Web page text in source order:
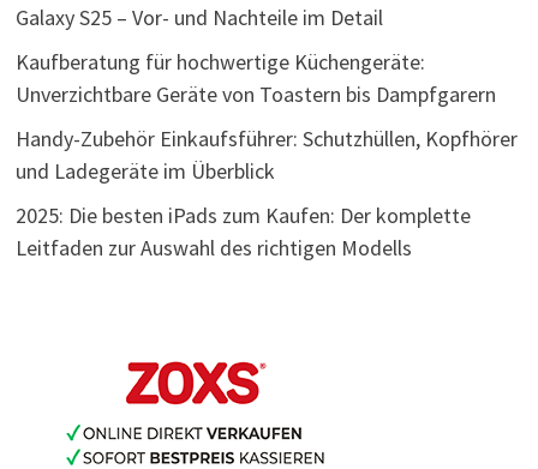
Galaxy S25 – Vor- und Nachteile im Detail
Kaufberatung für hochwertige Küchengeräte:
Unverzichtbare Geräte von Toastern bis Dampfgarern
Handy-Zubehör Einkaufsführer: Schutzhüllen, Kopfhörer
und Ladegeräte im Überblick
2025: Die besten iPads zum Kaufen: Der komplette
Leitfaden zur Auswahl des richtigen Modells